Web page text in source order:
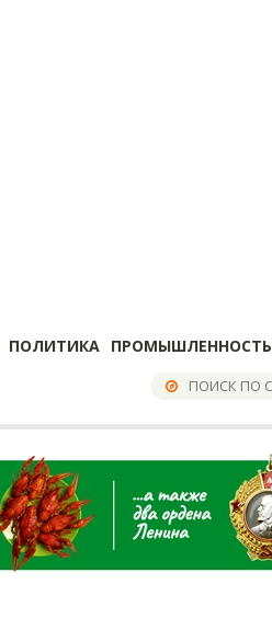
ПОЛИТИКА ПРОМЫШЛЕННОСТЬ